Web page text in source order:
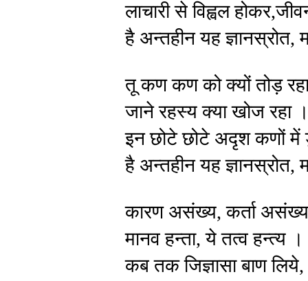
लाचारी से विह्वल
है अन्तहीन यह
तू कण कण को क्यों तोड़
जाने रहस्य क्या खोज रहा
इन छोटे छोटे अदृश कणों में
है अन्तहीन यह
कारण असंख्य, कर्ता
मानव हन्ता, ये तत्व हन्त्य ।
कब तक जिज्ञासा बाण